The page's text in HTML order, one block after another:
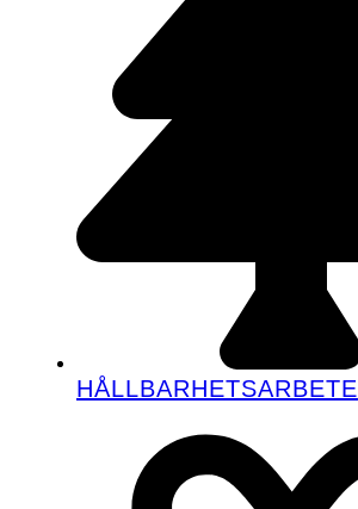
HÅLLBARHETSARBETE